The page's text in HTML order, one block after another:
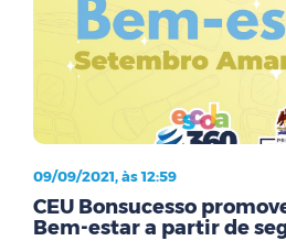
09/09/2021, às 12:59
CEU Bonsucesso
Bem-estar a partir de